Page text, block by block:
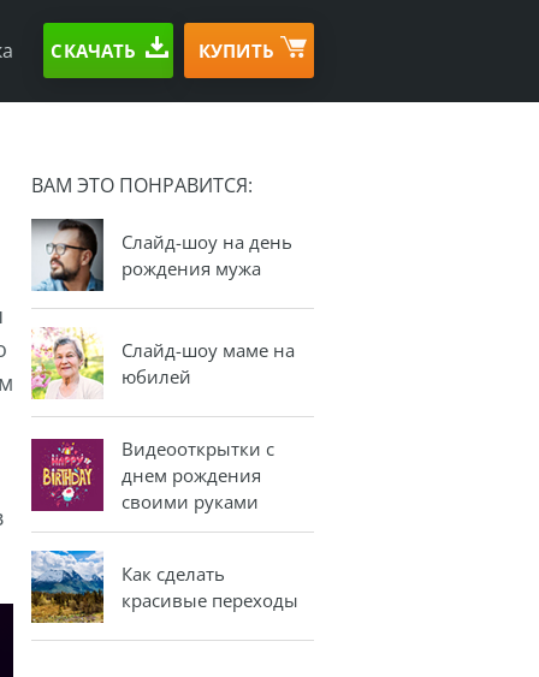
СКАЧАТЬ КУПИТЬ
ВАМ ЭТО ПОНРАВИТСЯ:
Слайд-шоу на день
рождения мужа
Слайд-шоу маме на
юбилей
Видеооткрытки с
днем рождения
своими руками
Как сделать
красивые переходы